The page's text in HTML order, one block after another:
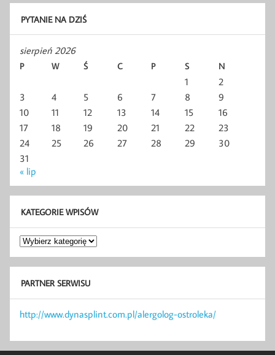
PYTANIE NA DZIŚ
sierpień 2026
P W Ś C P S N
1
2
3
4 5 6 7 8
9
10
11 12 13 14 15
16
17
18 19 20 21 22
23
24
25 26 27 28 29
30
31
« lip
KATEGORIE WPISÓW
Kategorie
wpisów
PARTNER SERWISU
http://www.dynasplint.com.pl/alergolog-ostroleka/